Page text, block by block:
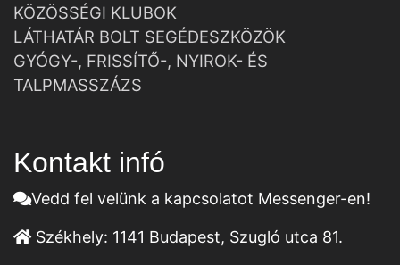
KÖZÖSSÉGI KLUBOK
LÁTHATÁR BOLT SEGÉDESZKÖZÖK
GYÓGY-, FRISSÍTŐ-, NYIROK- ÉS
TALPMASSZÁZS
Kontakt infó
Vedd fel velünk a kapcsolatot Messenger-en!
Székhely: 1141 Budapest, Szugló utca 81.